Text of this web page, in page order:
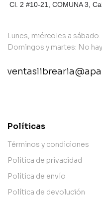
Cl. 2 #10-21, COMUNA 3,
Lunes, miércoles a
Domingos y martes: No
Políticas
Términos y condiciones
Política de privacidad
Política de envío
Política de devolución